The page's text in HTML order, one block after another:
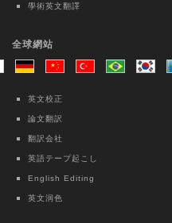
學術英文翻譯
全球網站
英文校正
論文翻訳
翻訳会社
英語テープ起こし
English Editing
英文润色